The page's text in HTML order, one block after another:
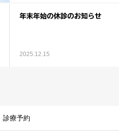
年末年始の休診のお知らせ
2025.12.15
診療予約